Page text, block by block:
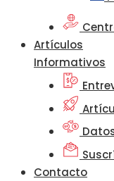
Artículos
Informativos
Contacto